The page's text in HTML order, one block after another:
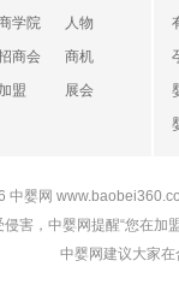
学院
人物
商会
商机
加盟 展会
中婴网
害，中婴网提醒“您在加
中婴网建议大家在